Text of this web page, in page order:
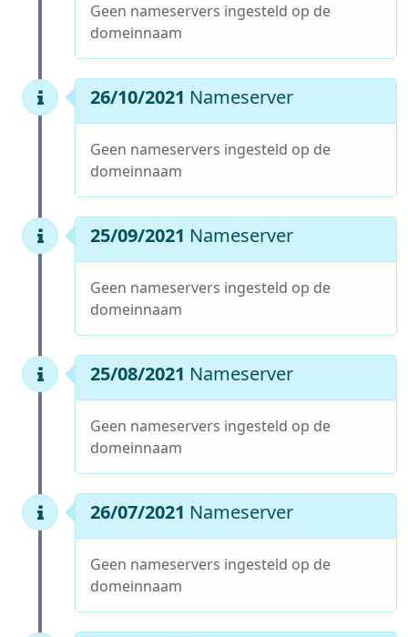
Geen nameservers ingesteld op de
domeinnaam
26/10/2021 Nameserver
Geen nameservers ingesteld op de
domeinnaam
25/09/2021 Nameserver
Geen nameservers ingesteld op de
domeinnaam
25/08/2021 Nameserver
Geen nameservers ingesteld op de
domeinnaam
26/07/2021 Nameserver
Geen nameservers ingesteld op de
domeinnaam